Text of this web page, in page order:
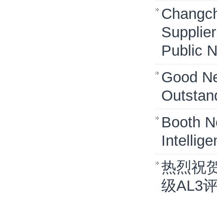
Public
Good
Booth
热烈祝
级AL3